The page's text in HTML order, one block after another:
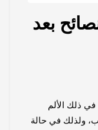
بعد
ذلك الألم
ولذلك في حالة